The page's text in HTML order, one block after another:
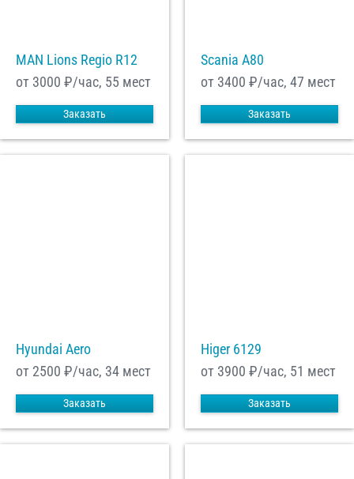
MAN Lions Regio R12
от 3000 ₽/час, 55 мест
Заказать
Scania A80
от 3400 ₽/час, 47 мест
Заказать
Hyundai Aero
от 2500 ₽/час, 34 мест
Заказать
Higer 6129
от 3900 ₽/час, 51 мест
Заказать